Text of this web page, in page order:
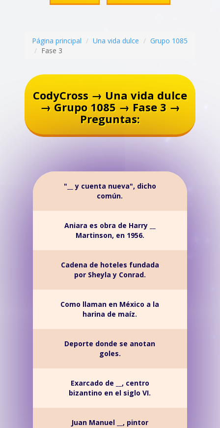
Página principal Una vida dulce
Grupo 1085
Fase 3
CodyCross → Una vida dulce
→ Grupo 1085 → Fase 3 →
Preguntas:
"__ y cuenta nueva", dicho
común.
Aniara es obra de Harry __
Martinson, en 1956.
Cadena de hoteles fundada
por Sheyla y Conrad.
Como llaman en México a la
harina de maíz.
Deporte donde se anotan
goles.
Exarcado de __, centro
bizantino en el siglo VI.
Juan Manuel __, pintor